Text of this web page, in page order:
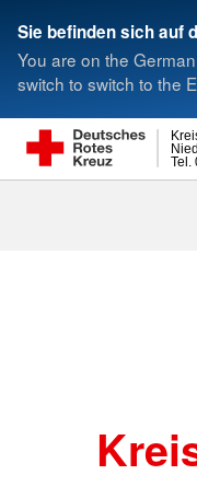
Sie befinden sich auf
You are on the
switch to switch to the
Tel.